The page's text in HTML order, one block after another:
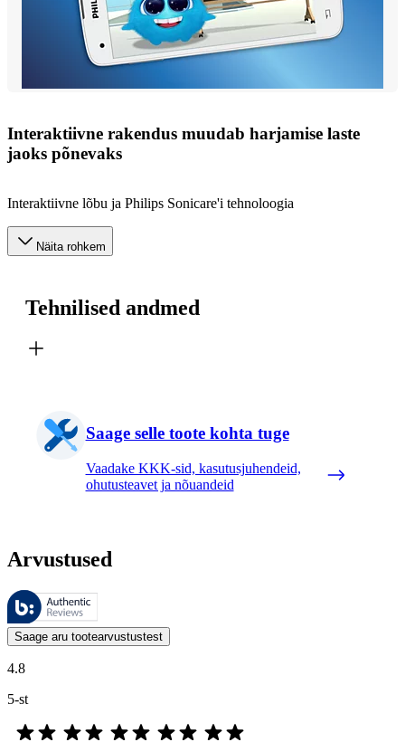
Interaktiivne rakendus muudab harjamise laste
jaoks põnevaks
Interaktiivne lõbu ja Philips Sonicare'i tehnoloogia
Näita rohkem
Tehnilised andmed
Saage selle toote kohta tuge
Vaadake KKK-sid, kasutusjuhendeid,
ohutusteavet ja nõuandeid
Arvustused
Neid arvustusi haldab Bazaarvoice ja need vastavad Bazaarvoice’i
Kliendi arvamused toodete ja tärnihinnangute kujul on kasulikud
Saage aru tootearvustustest
4.8
5-st